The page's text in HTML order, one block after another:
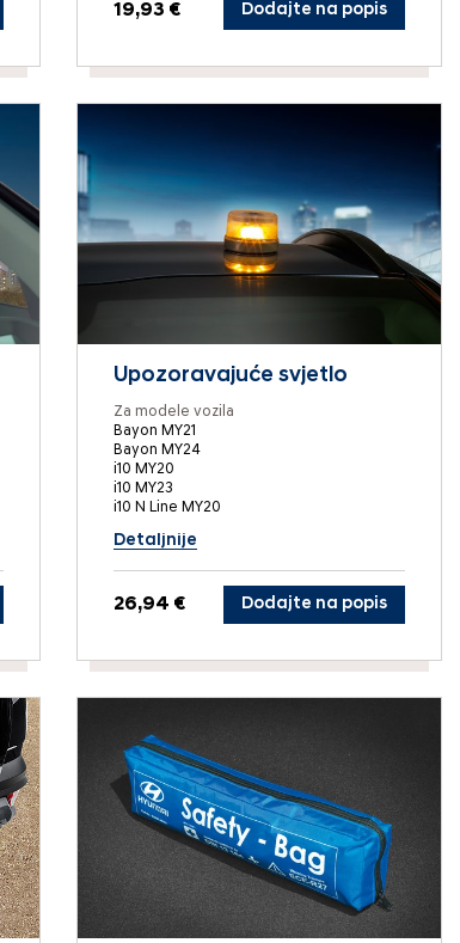
19,93 € Dodajte na popis
Upozoravajuće svjetlo
Za modele vozila
Bayon MY21
Bayon MY24
i10 MY20
i10 MY23
i10 N Line MY20
Detaljnije
26,94 € Dodajte na popis